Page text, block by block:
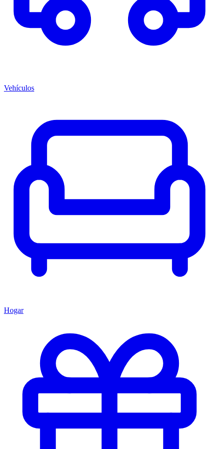
Vehículos
Hogar